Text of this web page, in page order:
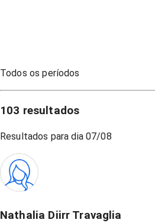
Todos os períodos
103 resultados
Resultados para dia 07/08
Nathalia Diirr Travaglia